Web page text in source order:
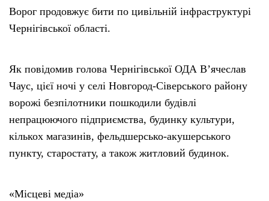
Ворог продовжує бити по цивільній інфраструктурі
Чернігівської області.
Як повідомив голова Чернігівської ОДА В’ячеслав
Чаус, цієї ночі у селі Новгород-Сіверського району
ворожі безпілотники пошкодили будівлі
непрацюючого підприємства, будинку культури,
кількох магазинів, фельдшерсько-акушерського
пункту, старостату, а також житловий будинок.
«Місцеві медіа»